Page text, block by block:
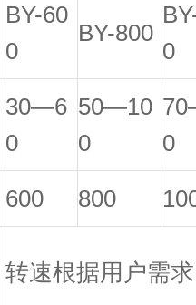
BY-60
0
BY-800
0
30—6
0
50—10
0
0
600 800
转速根据用户需求